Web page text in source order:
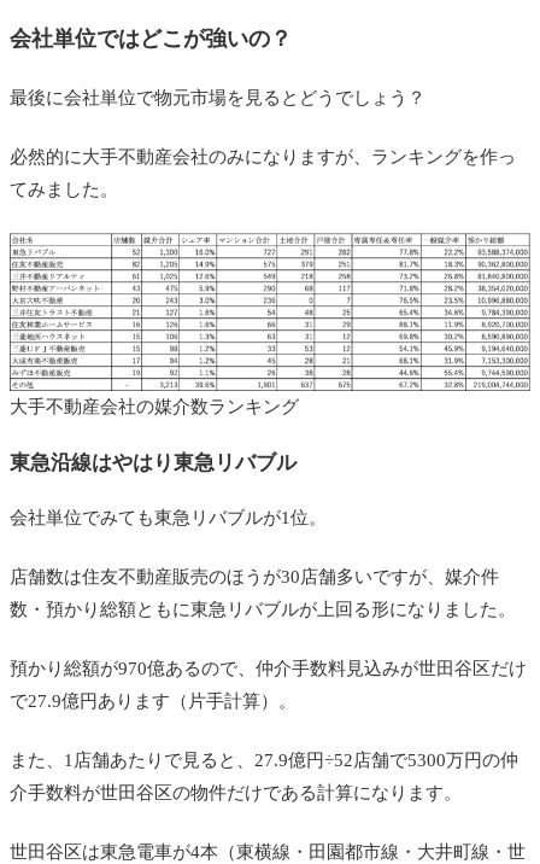
会社単位ではどこが強いの？
最後に会社単位で物元市場を見るとどうでしょう？
必然的に大手不動産会社のみになりますが、ランキングを作っ
てみました。
大手不動産会社の媒介数ランキング
東急沿線はやはり東急リバブル
会社単位でみても東急リバブルが1位。
店舗数は住友不動産販売のほうが30店舗多いですが、媒介件
数・預かり総額ともに東急リバブルが上回る形になりました。
預かり総額が970億あるので、仲介手数料見込みが世田谷区だけ
で27.9億円あります（片手計算）。
また、1店舗あたりで見ると、27.9億円÷52店舗で5300万円の仲
介手数料が世田谷区の物件だけである計算になります。
世田谷区は東急電車が4本（東横線・田園都市線・大井町線・世